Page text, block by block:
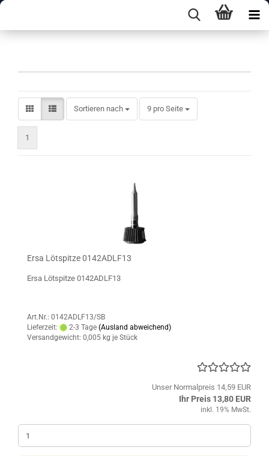
Sortieren nach
Sortieren nach 9 pro Seite
pro Seite
1
Ersa Lötspitze 0142ADLF13
Ersa Lötspitze 0142ADLF13
Art.Nr.: 0142ADLF13/SB
Lieferzeit:
2-3 Tage (Ausland abweichend)
Versandgewicht: 0,005 kg je Stück
Unser Normalpreis 14,59 EUR
Ihr Preis 13,80 EUR
inkl. 19% MwSt.